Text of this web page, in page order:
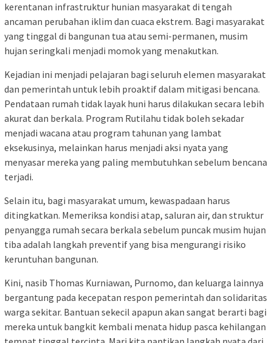
kerentanan infrastruktur hunian masyarakat di tengah
ancaman perubahan iklim dan cuaca ekstrem. Bagi masyarakat
yang tinggal di bangunan tua atau semi-permanen, musim
hujan seringkali menjadi momok yang menakutkan.
Kejadian ini menjadi pelajaran bagi seluruh elemen masyarakat
dan pemerintah untuk lebih proaktif dalam mitigasi bencana.
Pendataan rumah tidak layak huni harus dilakukan secara lebih
akurat dan berkala. Program Rutilahu tidak boleh sekadar
menjadi wacana atau program tahunan yang lambat
eksekusinya, melainkan harus menjadi aksi nyata yang
menyasar mereka yang paling membutuhkan sebelum bencana
terjadi.
Selain itu, bagi masyarakat umum, kewaspadaan harus
ditingkatkan. Memeriksa kondisi atap, saluran air, dan struktur
penyangga rumah secara berkala sebelum puncak musim hujan
tiba adalah langkah preventif yang bisa mengurangi risiko
keruntuhan bangunan.
Kini, nasib Thomas Kurniawan, Purnomo, dan keluarga lainnya
bergantung pada kecepatan respon pemerintah dan solidaritas
warga sekitar. Bantuan sekecil apapun akan sangat berarti bagi
mereka untuk bangkit kembali menata hidup pasca kehilangan